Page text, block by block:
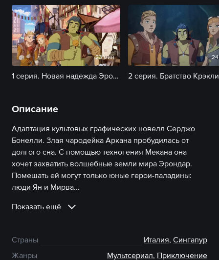
23 мин
1 серия. Новая надежда Эрондара 2 серия. Братство Крэкли
Описание
Адаптация культовых графических новелл Серджо
Бонелли. Злая чародейка Аркана пробудилась от
долгого сна. С помощью техногения Мекана она
хочет захватить волшебные земли мира Эрондар.
Помешать ей могут только юные герои-паладины:
люди Ян и Мирва...
Показать ещё
Страны Италия, Сингапур
Жанры
Мультсериал, Приключение